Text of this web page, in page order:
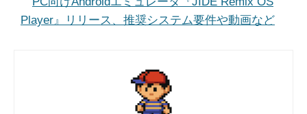
Player』リリース、推奨システム要件や動画など